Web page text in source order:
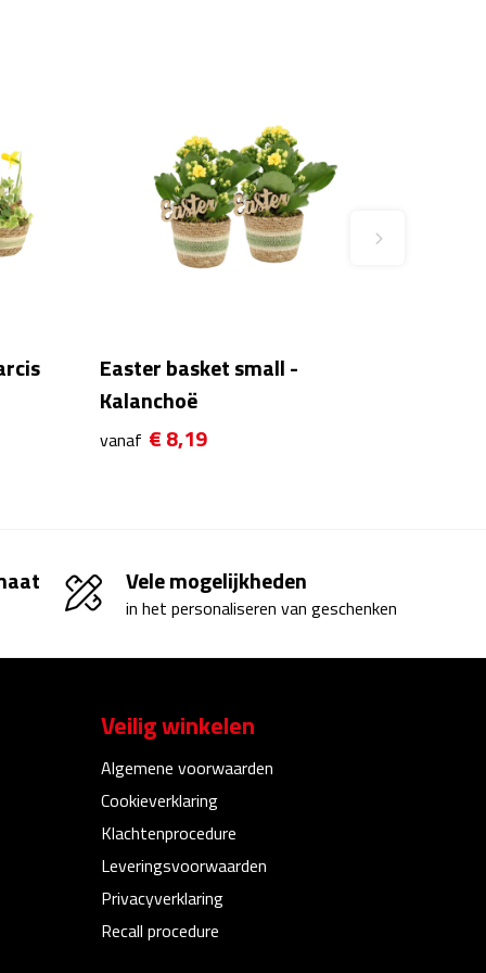
Easter basket small -
Kalanchoë
vanaf € 8,19
Vele mogelijkheden
in het personaliseren van geschenken
Veilig winkelen
Algemene voorwaarden
Cookieverklaring
Klachtenprocedure
Leveringsvoorwaarden
Privacyverklaring
Recall procedure